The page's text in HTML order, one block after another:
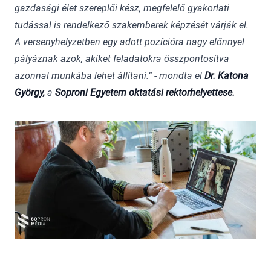
gazdasági élet szereplői kész, megfelelő gyakorlati
tudással is rendelkező szakemberek képzését várják el.
A versenyhelyzetben egy adott pozícióra nagy előnnyel
pályáznak azok, akiket feladatokra összpontosítva
azonnal munkába lehet állítani.” - mondta el Dr. Katona
György, a Soproni Egyetem oktatási rektorhelyettese.